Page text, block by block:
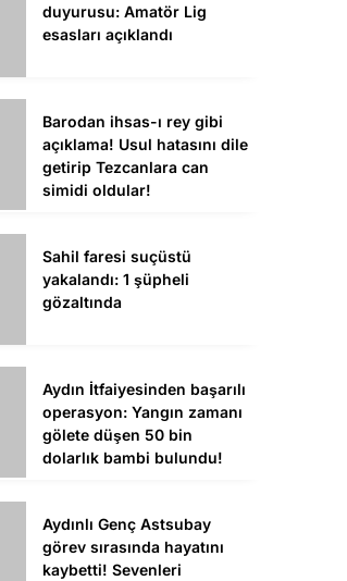
duyurusu: Amatör Lig
esasları açıklandı
Barodan ihsas-ı rey gibi
açıklama! Usul hatasını dile
getirip Tezcanlara can
simidi oldular!
Sahil faresi suçüstü
yakalandı: 1 şüpheli
gözaltında
Aydın İtfaiyesinden başarılı
operasyon: Yangın zamanı
gölete düşen 50 bin
dolarlık bambi bulundu!
Aydınlı Genç Astsubay
görev sırasında hayatını
kaybetti! Sevenleri